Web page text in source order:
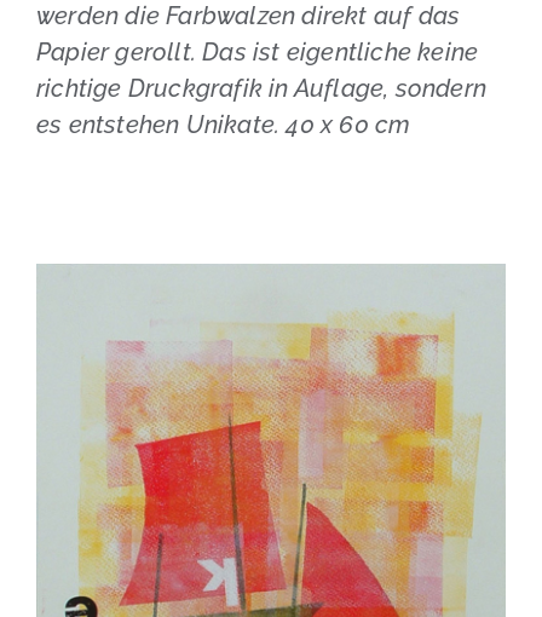
werden die Farbwalzen direkt auf das
Papier gerollt. Das ist eigentliche keine
richtige Druckgrafik in Auflage, sondern
es entstehen Unikate. 40 x 60 cm